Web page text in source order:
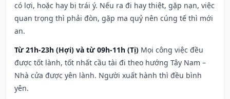
có lợi, hoặc hay bị trái ý. Nếu ra đi hay thiệt, gặp nạn, việc
quan trọng thì phải đòn, gặp ma quỷ nên cúng tế thì mới
an.
Từ 21h-23h (Hợi) và từ 09h-11h (Tị) Mọi công việc đều
được tốt lành, tốt nhất cầu tài đi theo hướng Tây Nam –
Nhà cửa được yên lành. Người xuất hành thì đều bình
yên.